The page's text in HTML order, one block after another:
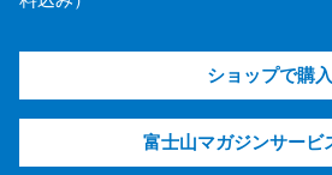
ショップで購入
富士山マガジンサービ